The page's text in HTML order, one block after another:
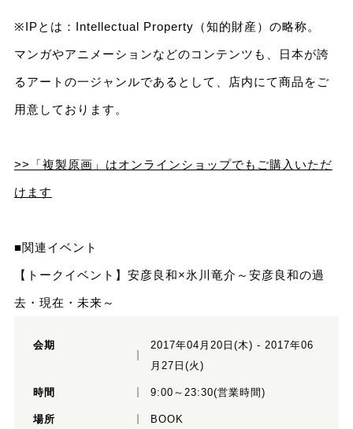
※IPとは：Intellectual Property（知的財産）の略称。
マンガやアニメーションなどのコンテンツも、日本が誇
るアートの一ジャンルであるとして、店内にて商品をご
用意しております。
>>「複製原画」はオンラインショップでもご購入いただ
けます
■関連イベント
【トークイベント】安彦良和×氷川竜介～安彦良和の過
去・現在・未来～
会期
2017年04月20日(木) - 2017年06
月27日(火)
時間 9:00～23:30(営業時間)
場所 BOOK